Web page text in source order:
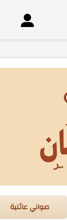
صواني عائلية